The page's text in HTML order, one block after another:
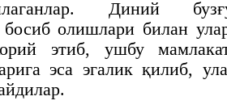
Диний
босиб олишлари билан
этиб, ушбу
эса эгалик қилиб,